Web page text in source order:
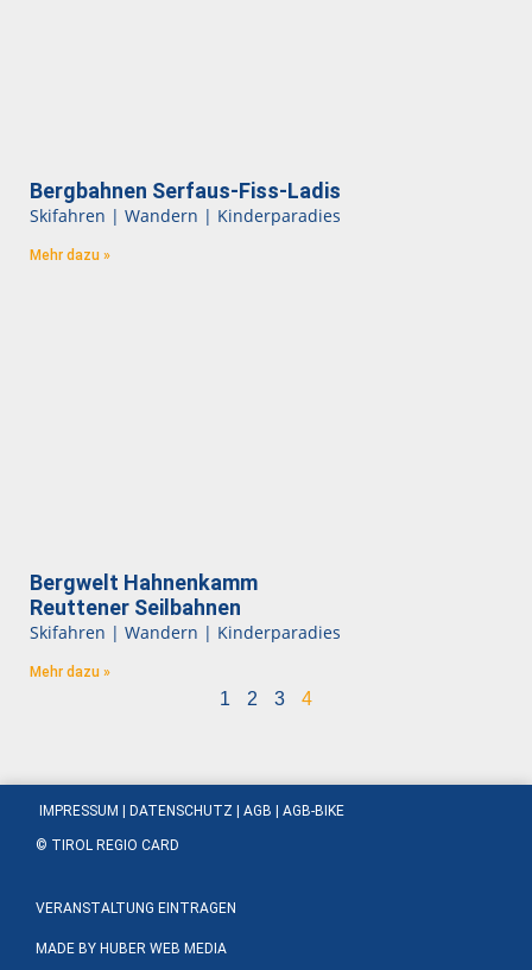
Bergbahnen Serfaus-Fiss-Ladis
Skifahren | Wandern | Kinderparadies
Mehr dazu »
Bergwelt Hahnenkamm
Reuttener Seilbahnen
Skifahren | Wandern | Kinderparadies
Mehr dazu »
1 2 3 4
IMPRESSUM DATENSCHUTZ AGB | AGB-BIKE
© TIROL REGIO CARD
VERANSTALTUNG EINTRAGEN
MADE BY HUBER WEB MEDIA